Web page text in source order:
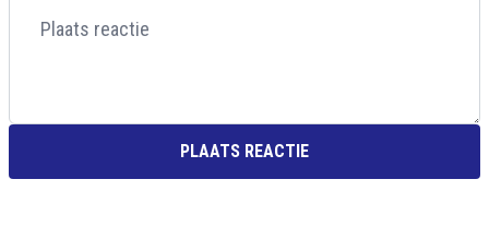
PLAATS REACTIE